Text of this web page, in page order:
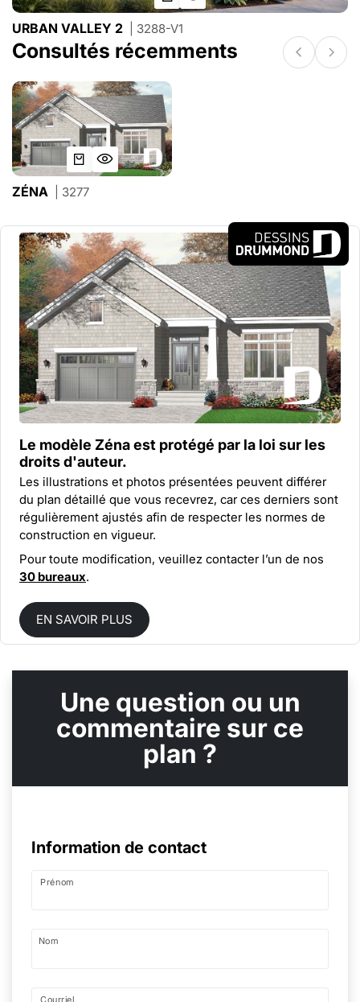
URBAN VALLEY 2 | 3288-V1
Consultés récemments
ZÉNA | 3277
Le modèle Zéna est protégé par la loi sur les
droits d'auteur.
Les illustrations et photos présentées peuvent différer
du plan détaillé que vous recevrez, car ces derniers sont
régulièrement ajustés afin de respecter les normes de
construction en vigueur.
Pour toute modification, veuillez contacter l’un de nos
30 bureaux.
EN SAVOIR PLUS
Une question ou un
commentaire sur ce
plan ?
Information de contact
Prénom
Nom
Courriel